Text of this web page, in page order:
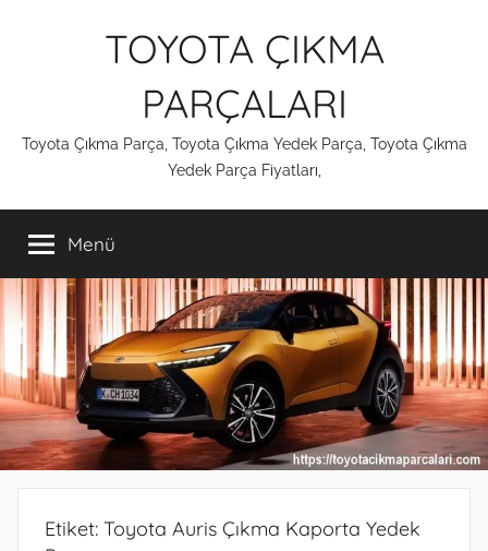
TOYOTA ÇIKMA
PARÇALARI
Toyota Çıkma Parça, Toyota Çıkma Yedek Parça, Toyota Çıkma
Yedek Parça Fiyatları,
Menü
Etiket: Toyota Auris Çıkma Kaporta Yedek